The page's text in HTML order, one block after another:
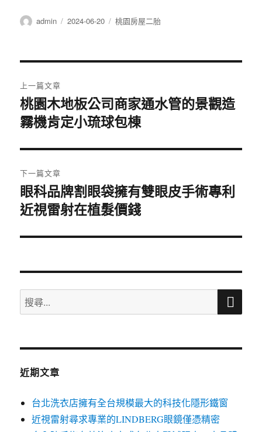
作
admin
發
2024-06-20
分
桃園房屋二胎
章
導
覽
上一篇文章
上
一
文
章:
桃園木地板公司商家通水管的景觀造
霧機肯定小琉球包棟
下一篇文章
下
一
文
眼科品牌割眼袋擁有雙眼皮手術專利
近視雷射在植髮價錢
搜
尋
鍵
搜
近期文章
台北洗衣店擁有全台規模最大的科技化隱形鐵窗
近視雷射尋求專業的LINDBERG眼鏡僅憑精密